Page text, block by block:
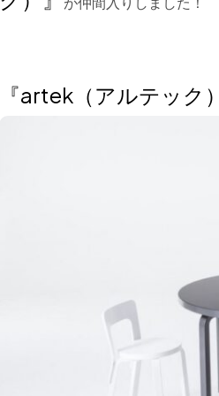
『artek（アルテック